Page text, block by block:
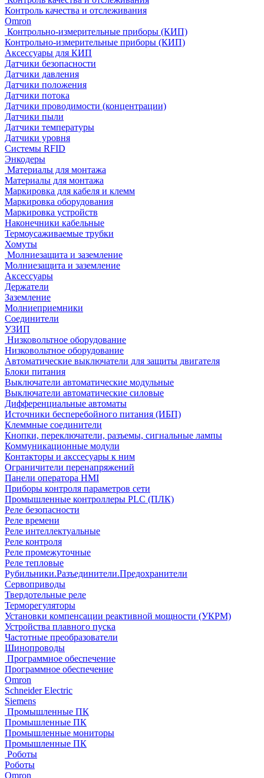
Контроль качества и отслеживания
Omron
Контрольно-измерительные приборы (КИП)
Контрольно-измерительные приборы (КИП)
Аксессуары для КИП
Датчики безопасности
Датчики давления
Датчики положения
Датчики потока
Датчики проводимости (концентрации)
Датчики пыли
Датчики температуры
Датчики уровня
Системы RFID
Энкодеры
Материалы для монтажа
Материалы для монтажа
Маркировка для кабеля и клемм
Маркировка оборудования
Маркировка устройств
Наконечники кабельные
Термоусаживаемые трубки
Хомуты
Молниезащита и заземление
Молниезащита и заземление
Аксессуары
Держатели
Заземление
Молниеприемники
Соединители
УЗИП
Низковольтное оборудование
Низковольтное оборудование
Автоматические выключатели для защиты двигателя
Блоки питания
Выключатели автоматические модульные
Выключатели автоматические силовые
Дифференциальные автоматы
Источники бесперебойного питания (ИБП)
Клеммные соединители
Кнопки, переключатели, разъемы, сигнальные лампы
Коммуникационные модули
Контакторы и акссесуары к ним
Ограничители перенапряжений
Панели оператора HMI
Приборы контроля параметров сети
Промышленные контроллеры PLC (ПЛК)
Реле безопасности
Реле времени
Реле интеллектуальные
Реле контроля
Реле промежуточные
Реле тепловые
Рубильники.Разъединители.Предохранители
Сервоприводы
Твердотельные реле
Терморегуляторы
Установки компенсации реактивной мощности (УКРМ)
Устройства плавного пуска
Частотные преобразователи
Шинопроводы
Программное обеспечение
Программное обеспечение
Omron
Schneider Electric
Siemens
Промышленные ПК
Промышленные ПК
Промышленные мониторы
Промышленные ПК
Роботы
Роботы
Omron